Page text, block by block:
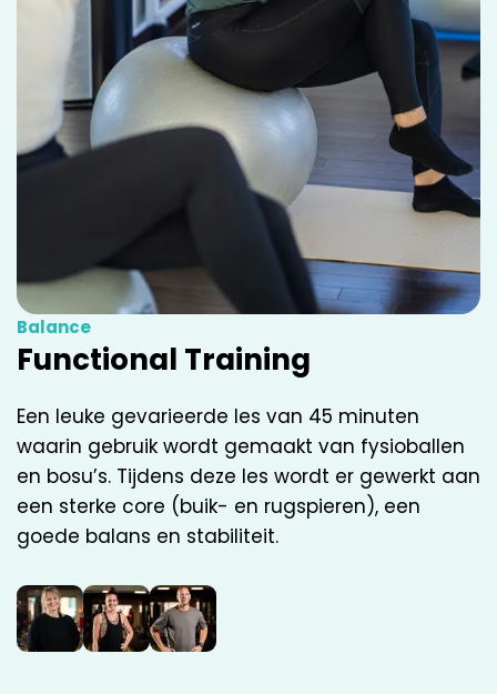
Balance
Functional Training
Een leuke gevarieerde les van 45 minuten
waarin gebruik wordt gemaakt van fysioballen
en bosu’s. Tijdens deze les wordt er gewerkt aan
een sterke core (buik- en rugspieren), een
goede balans en stabiliteit.